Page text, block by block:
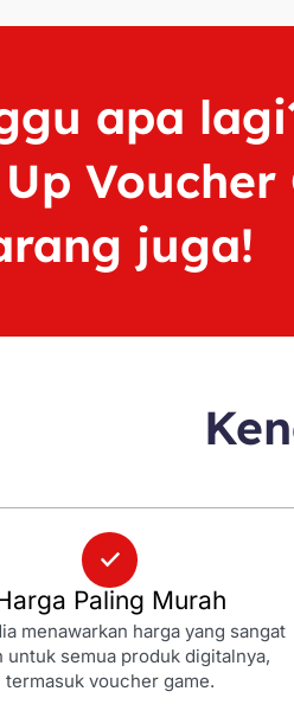
apa
juga!
Paling Murah
menawarkan harga yang sangat
untuk semua produk digitalnya,
termasuk voucher game.